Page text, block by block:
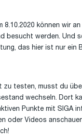
8.10.2020 können wir
besucht werden. Und
das hier ist nur ein
zu testen, musst du
wechseln. Dort
Punkte mit SIGA
oder Videos